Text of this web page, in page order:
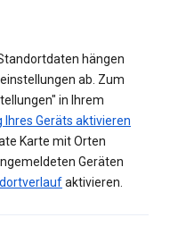
hängen
ab. Zum
in Ihrem
Geräts aktivieren
Karte mit Orten
Geräten
aktivieren.